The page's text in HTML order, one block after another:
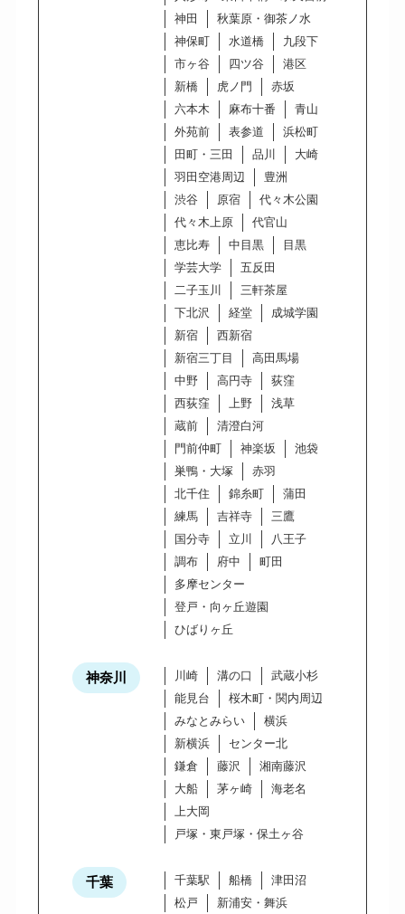
神田
秋葉原・御茶ノ水
神保町
水道橋
九段下
市ヶ谷
四ツ谷
港区
新橋
虎ノ門
赤坂
六本木
麻布十番
青山
外苑前
表参道
浜松町
田町・三田
品川
大崎
羽田空港周辺
豊洲
渋谷
原宿
代々木公園
代々木上原
代官山
恵比寿
中目黒
目黒
学芸大学
五反田
二子玉川
三軒茶屋
下北沢
経堂
成城学園
新宿
西新宿
新宿三丁目
高田馬場
中野
高円寺
荻窪
西荻窪
上野
浅草
蔵前
清澄白河
門前仲町
神楽坂
池袋
巣鴨・大塚
赤羽
北千住
錦糸町
蒲田
練馬
吉祥寺
三鷹
国分寺
立川
八王子
調布
府中
町田
多摩センター
登戸・向ヶ丘遊園
ひばりヶ丘
神奈川 川崎 溝の口
武蔵小杉
能見台
桜木町・関内周辺
みなとみらい
横浜
新横浜
センター北
鎌倉
藤沢
湘南藤沢
大船
茅ヶ崎
海老名
上大岡
戸塚・東戸塚・保土ヶ谷
千葉 千葉駅 船橋
津田沼
松戸
新浦安・舞浜